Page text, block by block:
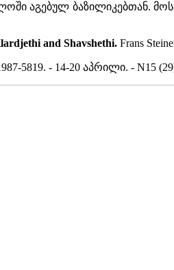
აგებულ ბაზილიკებთან.
and Shavshethi. Frans
5819. - 14-20 აპრილი. - N15